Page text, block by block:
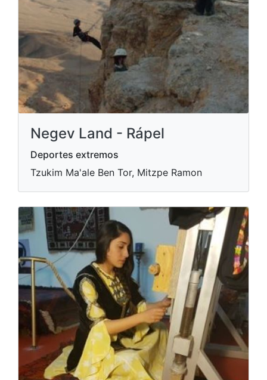
Negev Land - Rápel
Deportes extremos
Tzukim Ma'ale Ben Tor, Mitzpe Ramon